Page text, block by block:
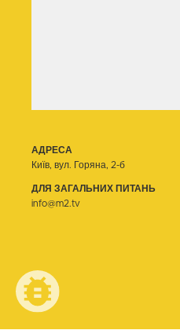
АДРЕСА
Київ, вул. Горяна, 2-б
ДЛЯ ЗАГАЛЬНИХ ПИТАНЬ
info@m2.tv